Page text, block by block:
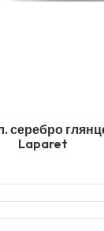
серебро
Laparet